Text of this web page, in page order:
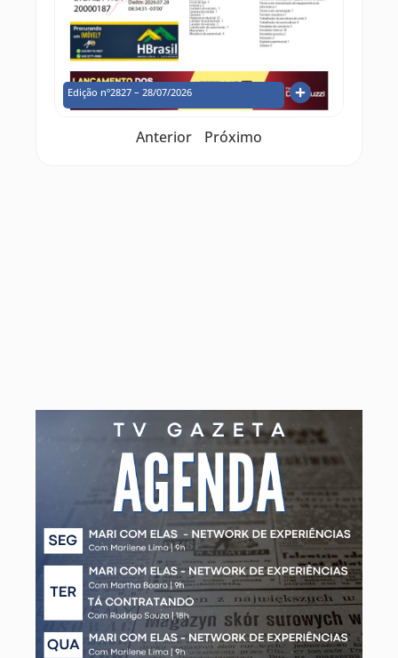
Edição nº2827 – 28/07/2026
Anterior Próximo